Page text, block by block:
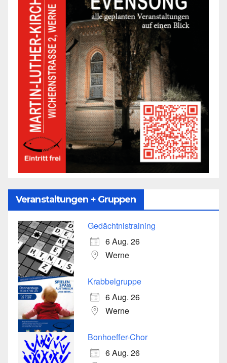
Veranstaltungen + Gruppen
Gedächtnistraining
6 Aug. 26
Werne
Krabbelgruppe
6 Aug. 26
Werne
Bonhoeffer-Chor
6 Aug. 26